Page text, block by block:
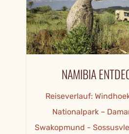
NAMIBIA
Reiseverlauf:
Nationalpark –
Swakopmund -